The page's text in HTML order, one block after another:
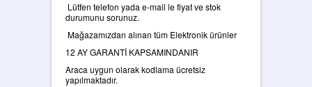
Lütfen telefon yada e-mail le fiyat ve stok
durumunu sorunuz.
Mağazamızdan alınan tüm Elektronik ürünler
12 AY GARANTİ KAPSAMINDANIR
Araca uygun olarak kodlama ücretsiz
yapılmaktadır.